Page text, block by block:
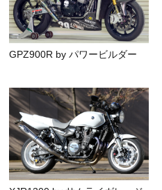
GPZ900R by パワービルダー